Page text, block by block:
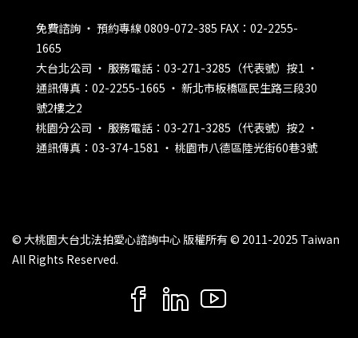
免費諮詢 ‧ 預約專線 0809-072-385 FAX：02-2255-
1665
大台北公司 ‧ 服務電話：03-271-3285（代表號）按1 ‧
通訊傳真：02-2255-1665 ‧ 新北市板橋區民生路三段30
號2樓之2
桃園分公司 ‧ 服務電話：03-271-3285（代表號）按2 ‧
通訊傳真：03-374-1581 ‧ 桃園市八德區陸光街60巷3號
© 大桃園大台北法拍愛心諮詢中心 版權所有 © 2011-2025 Taiwan
All Rights Reserved.